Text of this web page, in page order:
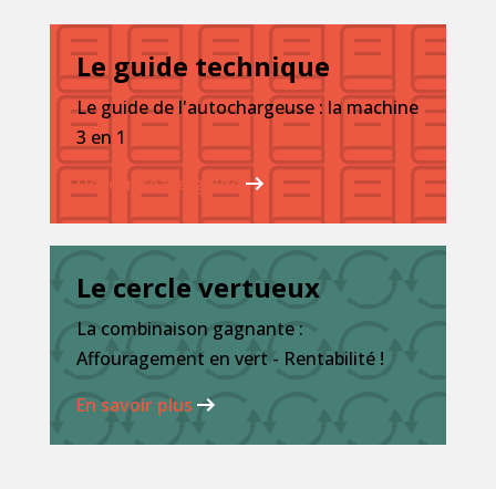
Le guide technique
Le guide de l'autochargeuse : la machine
3 en 1
Découvrez le guide
Le cercle vertueux
La combinaison gagnante :
Affouragement en vert - Rentabilité !
En savoir plus